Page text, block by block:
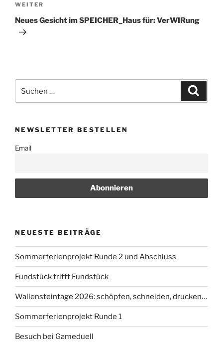
Nächster
Beitrag
WEITER
Neues Gesicht im SPEICHER_Haus für: VerWIRung
nach:
NEWSLETTER BESTELLEN
Email
NEUESTE BEITRÄGE
Sommerferienprojekt Runde 2 und Abschluss
Fundstück trifft Fundstück
Wallensteintage 2026: schöpfen, schneiden, drucken…
Sommerferienprojekt Runde 1
Besuch bei Gameduell